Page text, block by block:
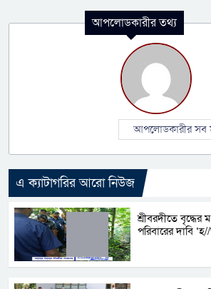
আপলোডকারীর তথ্য
আপলোডকারীর সব
এ ক্যাটাগরির আরো নিউজ
শ্রীবরদীতে বৃদ্ধের
পরিবারের দাবি ‘হ//